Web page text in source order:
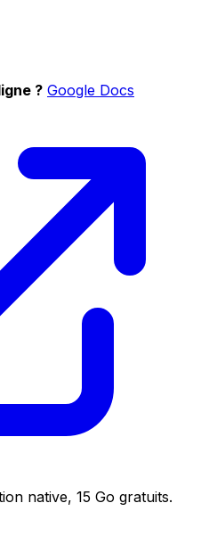
? Google Docs
native, 15 Go gratuits.